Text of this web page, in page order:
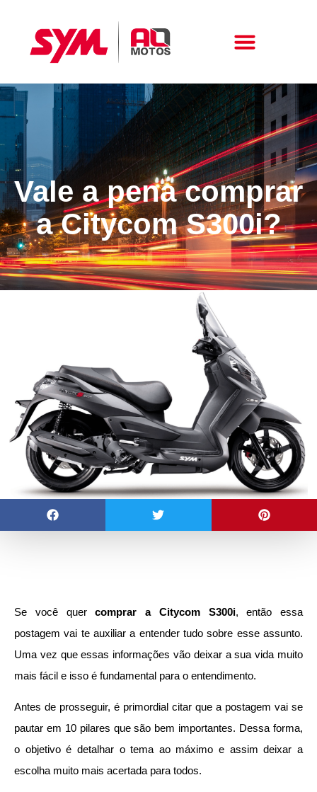
Vale a pena comprar
a Citycom S300i?
Se você quercomprar a Citycom S300i, então essa
postagem vai te auxiliar a entender tudo sobre esse assunto.
Uma vez que essas informações vão deixar a sua vida muito
mais fácil e isso é fundamental para o entendimento.
Antes de prosseguir, é primordial citar que a postagem vai se
pautar em 10 pilares que são bem importantes. Dessa forma,
o objetivo é detalhar o tema ao máximo e assim deixar a
escolha muito mais acertada para todos.